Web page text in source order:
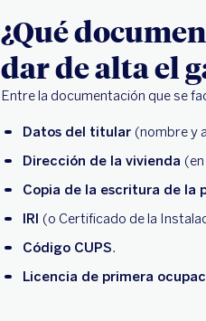
¿Qué
dar de alta el
Entre la documentación que se
Datos del titular (nombre y
Dirección de la vivienda
Copia de la escritura de la
IRI (o Certificado de la
Código CUPS.
Licencia de primera